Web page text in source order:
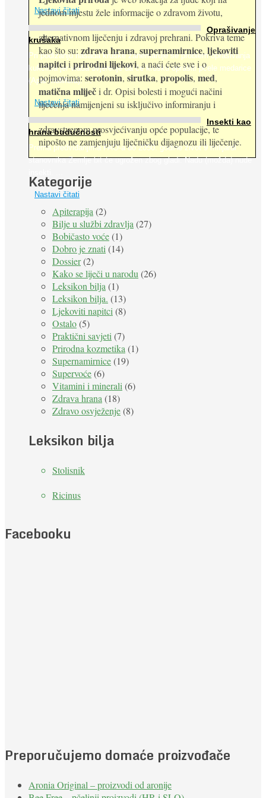
Nastavi čitati
Oprašivanje
krušaka
Pri podizanju nasada kruške zanemaruje se problem oprašivanja
kukcima jer vlada uvjerenje da će krušku oprašiti pčele medarice
(Apis mellifera). ...
Nastavi čitati
Insekti kao
hrana budućnosti
Prema predviđanjima FAO-a do 2050. godine život 9 milijardi
stanovnika Zemlje bit će ugrožen zbog gladi. Nadu (možda) nude
Nastavi čitati
jednom mjestu žele informacije o zdravom životu,
alternativnom liječenju i zdravoj prehrani. Pokriva teme
kao što su: zdrava hrana, supernamirnice, ljekoviti
napitciiprirodni lijekovi, a naći ćete sve i o
pojmovima: serotonin, sirutka, propolis, med,
matična mliječi dr. Opisi bolesti i mogući načini
liječenja namijenjeni su isključivo informiranju i
zdravstvenom prosvjećivanju opće populacije, te
nipošto ne zamjenjuju liječničku dijagnozu ili liječenje.
Kategorije
Apiterapija(2)
Bilje u službi zdravlja(27)
Bobičasto voće(1)
Dobro je znati(14)
Dossier(2)
Kako se liječi u narodu(26)
Leksikon bilja(1)
Leksikon bilja. (13)
Ljekoviti napitci(8)
Ostalo(5)
Praktični savjeti(7)
Prirodna kozmetika(1)
Supernamirnice(19)
Supervoće(6)
Vitamini i minerali(6)
Zdrava hrana(18)
Zdravo osvježenje(8)
Leksikon bilja
Stolisnik
Ricinus
Facebooku
Preporučujemo domaće proizvođače
Aronia Original – proizvodi od aronije